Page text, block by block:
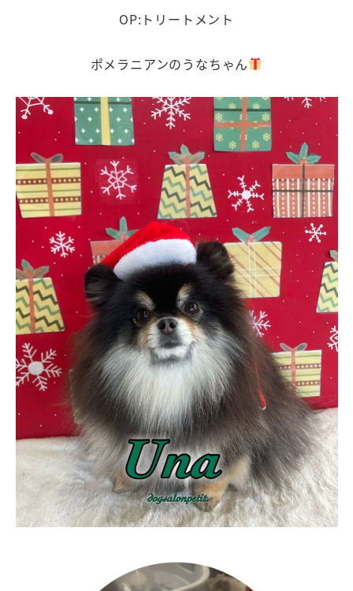
OP:トリートメント
ポメラニアンのうなちゃん